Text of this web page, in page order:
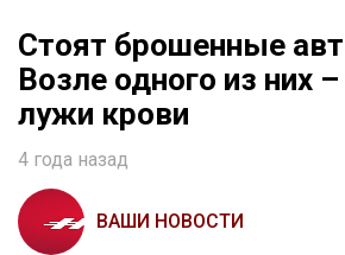
Стоят брошенные
Возле одного из них
лужи крови
4 года назад
ВАШИ НОВОСТИ